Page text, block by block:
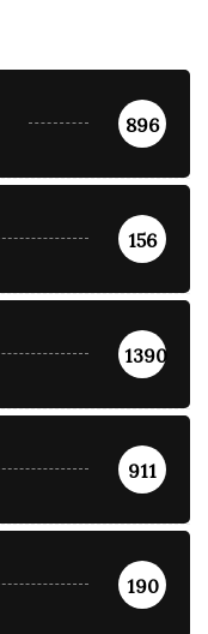
896
156
1390
911
190